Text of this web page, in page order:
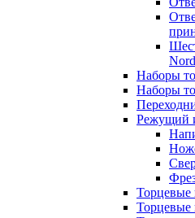
Наборы
Наборы
Режущий
Торцевые
Торцевые